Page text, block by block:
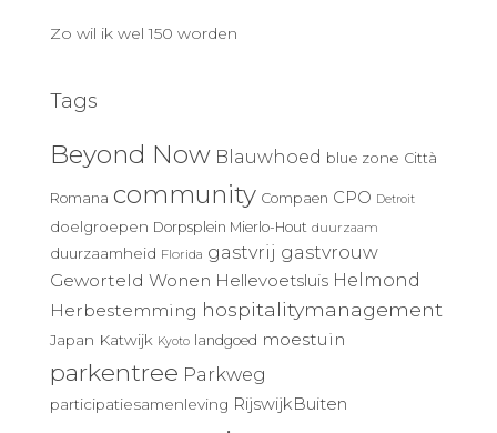
Zo wil ik wel 150 worden
Tags
Beyond Now Blauwhoed blue zone Città
Romana community Compaen CPO Detroit
doelgroepen Dorpsplein Mierlo-Hout duurzaam
duurzaamheid Florida gastvrij gastvrouw
Geworteld Wonen Hellevoetsluis Helmond
Herbestemming hospitalitymanagement
Japan Katwijk Kyoto landgoed moestuin
parkentree Parkweg
participatiesamenleving RijswijkBuiten